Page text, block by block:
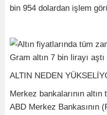
bin 954 dolardan işlem
ALTIN NEDEN
Merkez bankalarının
ABD Merkez Bankasının